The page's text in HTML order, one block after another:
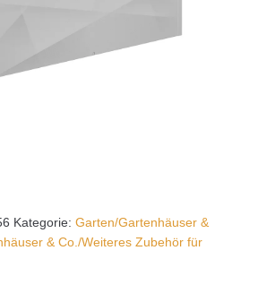
Kategorie: Garten/Gartenhäuser &
& Co./Weiteres Zubehör für